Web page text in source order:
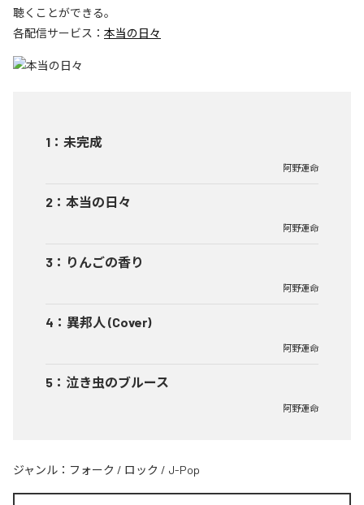
聴くことができる。
各配信サービス： 本当の日々
1 ： 未完成
阿野運命
2 ： 本当の日々
阿野運命
3 ： りんごの香り
阿野運命
4 ： 異邦人 (Cover)
阿野運命
5 ： 泣き虫のブルース
阿野運命
ジャンル： フォーク / ロック / J-Pop